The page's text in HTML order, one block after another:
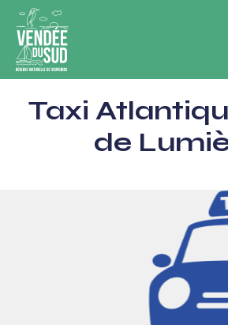
Vendée
duTaxi
de